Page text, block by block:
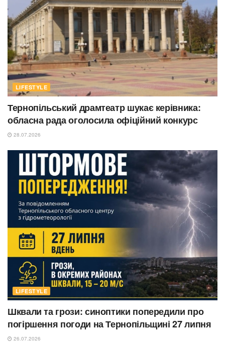
LIFESTYLE
Тернопільський драмтеатр шукає керівника:
обласна рада оголосила офіційний конкурс
28.07.2026
LIFESTYLE
Шквали та грози: синоптики попередили про
погіршення погоди на Тернопільщині 27 липня
26.07.2026